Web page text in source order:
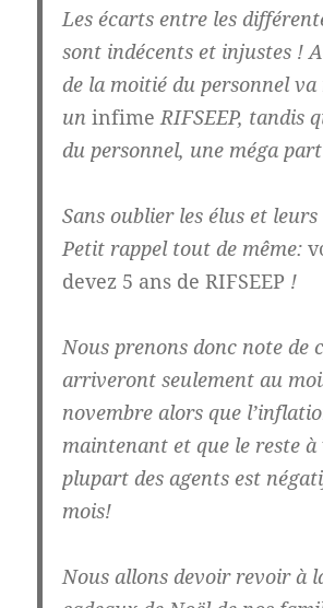
Les écarts entre les
sontindécents et injustes!
de la moitié du personnel
un infime RIFSEEP, tandis
du personnel, une méga
Sans oublier les élus et
Petit rappel tout de même:
devez 5 ans de RIFSEEP !
Nous prenons donc note de
arriveront seulement au
novembrealors que
maintenant et que le reste
plupart des agents est
mois!
Nous allons devoir revoir à